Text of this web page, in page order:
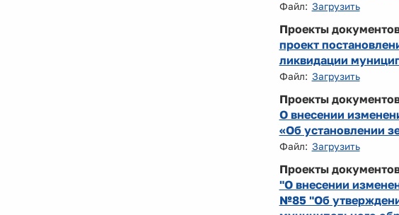
Файл: Загрузить
Проекты
проект
ликвидации
Файл: Загрузить
Проекты
О внесении
«Об установлении
Файл: Загрузить
Проекты
"О внесении
№85 "Об